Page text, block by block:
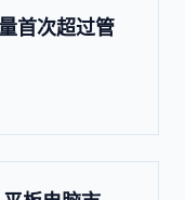
首次超过管